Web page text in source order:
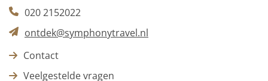
020 2152022
ontdek@symphonytravel.nl
Contact
Veelgestelde vragen